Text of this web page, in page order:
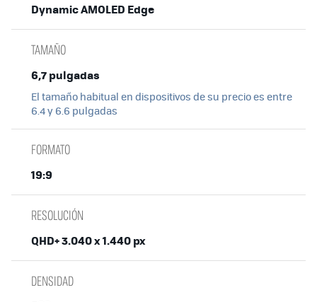
Dynamic AMOLED Edge
TAMAÑO
6,7 pulgadas
El tamaño habitual en dispositivos de su precio es entre
6.4 y 6.6 pulgadas
FORMATO
19:9
RESOLUCIÓN
QHD+ 3.040 x 1.440 px
DENSIDAD